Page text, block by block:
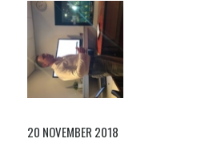
20 NOVEMBER 2018